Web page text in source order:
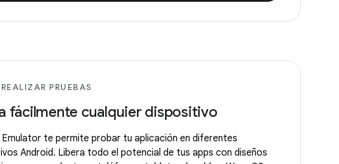
PRUEBAS
fácilmente cualquier dispositivo
Emulator te permite probar tu aplicación en diferentes
Android. Libera todo el potencial de tus apps con diseños